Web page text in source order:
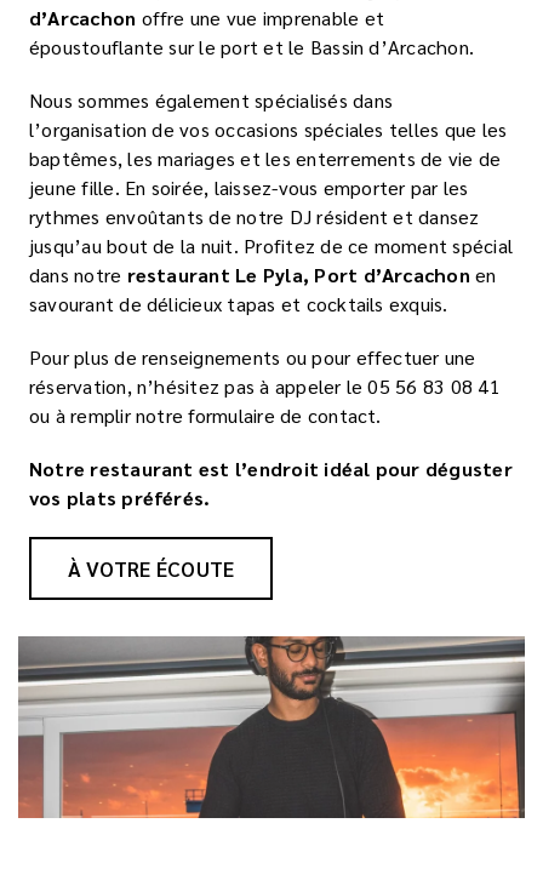
d’Arcachon offre une vue imprenable et
époustouflante sur le port et le Bassin d’Arcachon.
Nous sommes également spécialisés dans
l’organisation de vos occasions spéciales telles que les
baptêmes, les mariages et les enterrements de vie de
jeune fille. En soirée, laissez-vous emporter par les
rythmes envoûtants de notre DJ résident et dansez
jusqu’au bout de la nuit. Profitez de ce moment spécial
dans notre restaurant Le Pyla, Port d’Arcachonen
savourant de délicieux tapas et cocktails exquis.
Pour plus de renseignements ou pour effectuer une
réservation, n’hésitez pas à appeler le 05 56 83 08 41
ou à remplir notre formulaire de contact.
Notre restaurant est l’endroit idéal pour déguster
vos plats préférés.
À VOTRE ÉCOUTE